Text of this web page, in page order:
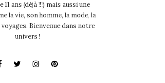
11 ans (déjà !!!) mais aussi une
la vie, son homme, la mode, la
Bienvenue dans notre
univers !